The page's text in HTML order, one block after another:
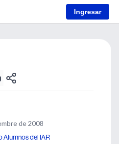
Ingresar
de 2008
Alumnos del IAR